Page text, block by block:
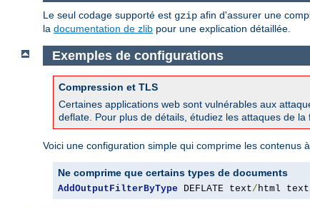
Le seul codage supporté est gzip afin d'assurer une
la documentation de zlib pour une explication détaillée.
Exemples de configurations
Compression et TLS
Certaines applications web sont vulnérables aux
deflate. Pour plus de détails, étudiez les attaques de la
Voici une configuration simple qui comprime les contenus
Ne comprime que certains types de documents
AddOutputFilterByType DEFLATE text/html text